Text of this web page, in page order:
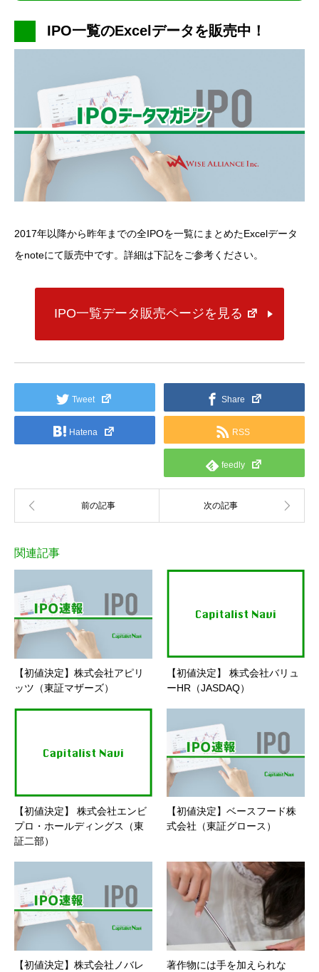
IPO一覧のExcelデータを販売中！
2017年以降から昨年までの全IPOを一覧にまとめたExcelデータ
をnoteにて販売中です。詳細は下記をご参考ください。
IPO一覧データ販売ページを見る
Tweet Share
Hatena RSS
feedly
関連記事
【初値決定】株式会社アピリ
ッツ（東証マザーズ）
【初値決定】 株式会社バリュ
ーHR（JASDAQ）
【初値決定】 株式会社エンビ
プロ・ホールディングス（東
証二部）
【初値決定】ベースフード株
式会社（東証グロース）
【初値決定】株式会社ノバレ
著作物には手を加えられな